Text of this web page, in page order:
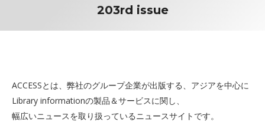
203rd issue
ACCESSとは、弊社のグループ企業が出版する、アジアを中心に
Library informationの製品＆サービスに関し、
幅広いニュースを取り扱っているニュースサイトです。